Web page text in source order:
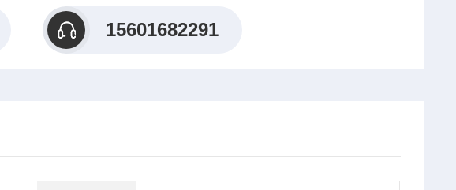
15601682291